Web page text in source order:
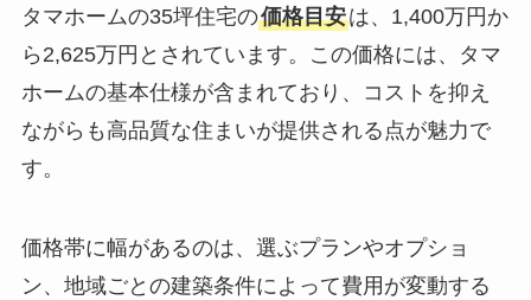
タマホームの35坪住宅の価格目安は、1,400万円か
ら2,625万円とされています。この価格には、タマ
ホームの基本仕様が含まれており、コストを抑え
ながらも高品質な住まいが提供される点が魅力で
す。
価格帯に幅があるのは、選ぶプランやオプショ
ン、地域ごとの建築条件によって費用が変動する